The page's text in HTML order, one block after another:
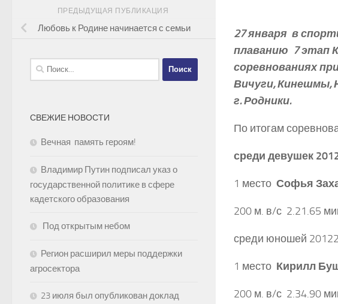
27 января в
плаванию ­ 7 этап
соревнованиях
Вичуги, Кинешмы,
г. Родники.
По итогам
среди девушек
1 место ­ Софья
200 м. в/с ­ 2.21.65
среди юношей
1 место ­ Кирилл
200 м. в/с ­ 2.34.90
ПРЕДЫДУЩАЯ ПУБЛИКАЦИЯ
Любовь к Родине начинается с семьи
Найти:
СВЕЖИЕ НОВОСТИ
Вечная память героям!
Владимир Путин подписал указ о
государственной политике в сфере
кадетского образования
Под открытым небом
Регион расширил меры поддержки
агросектора
23 июля был опубликован доклад